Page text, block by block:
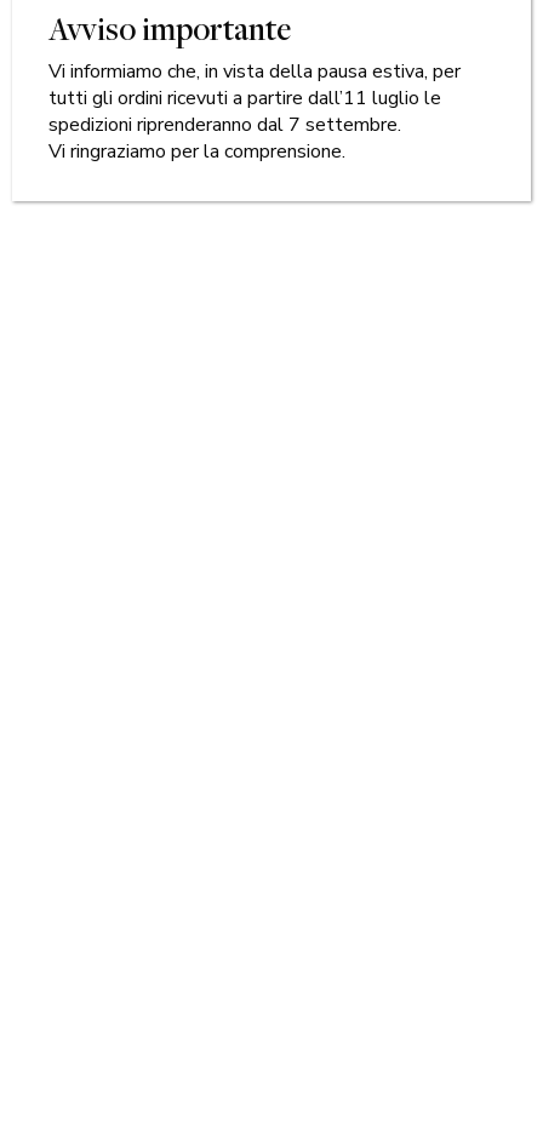
Avviso importante
Vi informiamo che, in vista della pausa estiva, per
tutti gli ordini ricevuti a partire dall’11 luglio le
spedizioni riprenderanno dal 7 settembre.
Vi ringraziamo per la comprensione.